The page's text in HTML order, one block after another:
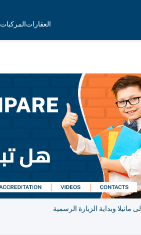
العقاراتالمركبات
وبداية الزيارة الرسمية